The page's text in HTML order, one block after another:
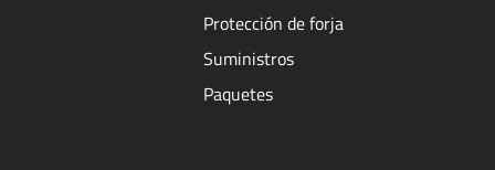
Protección de forja
Suministros
Paquetes